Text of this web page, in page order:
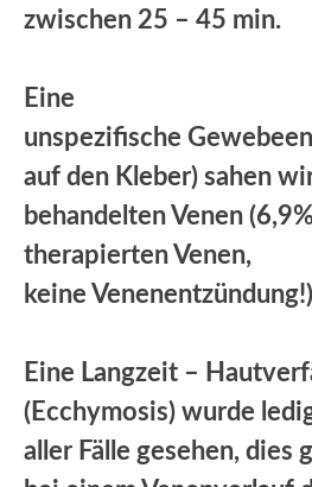
zwischen 25 – 45 min.
Eine
unspezifische
auf den Kleber) sahen
behandelten Venen
therapierten Venen,
keine Venenentzündung!)
Eine Langzeit –
(Ecchymosis) wurde
aller Fälle gesehen, dies